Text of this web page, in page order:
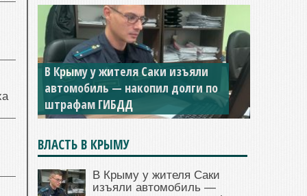
В Крыму у жителя Саки изъяли
автомобиль — накопил долги по
штрафам ГИБДД
ВЛАСТЬ В КРЫМУ
В Крыму у жителя Саки
изъяли автомобиль —